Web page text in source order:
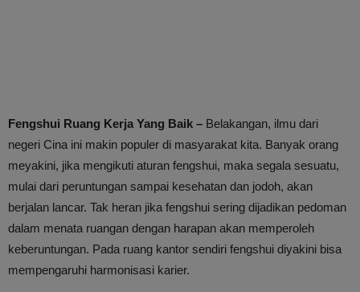
Fengshui Ruang Kerja Yang Baik – Belakangan, ilmu dari
negeri Cina ini makin populer di masyarakat kita. Banyak orang
meyakini, jika mengikuti aturan fengshui, maka segala sesuatu,
mulai dari peruntungan sampai kesehatan dan jodoh, akan
berjalan lancar. Tak heran jika fengshui sering dijadikan pedoman
dalam menata ruangan dengan harapan akan memperoleh
keberuntungan. Pada ruang kantor sendiri fengshui diyakini bisa
mempengaruhi harmonisasi karier.